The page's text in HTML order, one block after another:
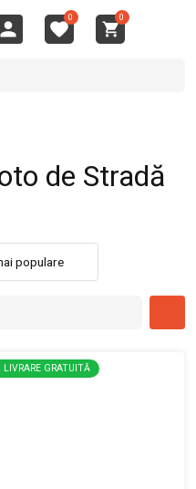
0 0
de Stradă
populare
LIVRARE GRATUITĂ